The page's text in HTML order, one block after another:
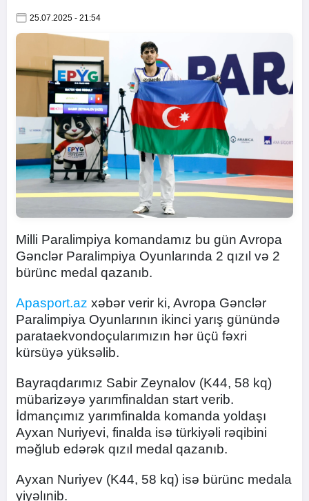
25.07.2025 - 21:54
Milli Paralimpiya komandamız bu gün Avropa
Gənclər Paralimpiya Oyunlarında 2 qızıl və 2
bürünc medal qazanıb.
Apasport.az xəbər verir ki, Avropa Gənclər
Paralimpiya Oyunlarının ikinci yarış günündə
parataekvondoçularımızın hər üçü fəxri
kürsüyə yüksəlib.
Bayraqdarımız Sabir Zeynalov (K44, 58 kq)
mübarizəyə yarımfinaldan start verib.
İdmançımız yarımfinalda komanda yoldaşı
Ayxan Nuriyevi, finalda isə türkiyəli rəqibini
məğlub edərək qızıl medal qazanıb.
Ayxan Nuriyev (K44, 58 kq) isə bürünc medala
yiyəlınib.